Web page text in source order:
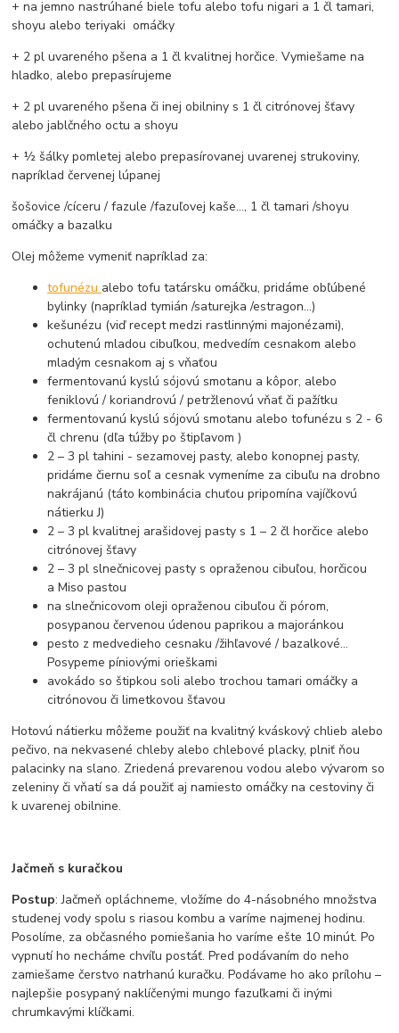
+ na jemno nastrúhané biele tofu alebo tofu nigari a 1 čl tamari,
shoyu alebo teriyaki omáčky
+ 2 pl uvareného pšena a 1 čl kvalitnej horčice. Vymiešame na
hladko, alebo prepasírujeme
+ 2 pl uvareného pšena či inej obilniny s 1 čl citrónovej šťavy
alebo jablčného octu a shoyu
+ ½ šálky pomletej alebo prepasírovanej uvarenej strukoviny,
napríklad červenej lúpanej
šošovice /cíceru / fazule /fazuľovej kaše..., 1 čl tamari /shoyu
omáčky a bazalku
Olej môžeme vymeniť napríklad za:
tofunézu alebo tofu tatársku omáčku, pridáme obľúbené
bylinky (napríklad tymián /saturejka /estragon...)
kešunézu (viď recept medzi rastlinnými majonézami),
ochutenú mladou cibuľkou, medvedím cesnakom alebo
mladým cesnakom aj s vňaťou
fermentovanú kyslú sójovú smotanu a kôpor, alebo
feniklovú / koriandrovú / petržlenovú vňať či pažítku
fermentovanú kyslú sójovú smotanu alebo tofunézu s 2 - 6
čl chrenu (dľa túžby po štipľavom )
2 – 3 pl tahini - sezamovej pasty, alebo konopnej pasty,
pridáme čiernu soľ a cesnak vymeníme za cibuľu na drobno
nakrájanú (táto kombinácia chuťou pripomína vajíčkovú
nátierku J)
2 – 3 pl kvalitnej arašidovej pasty s 1 – 2 čl horčice alebo
citrónovej šťavy
2 – 3 pl slnečnicovej pasty s opraženou cibuľou, horčicou
a Miso pastou
na slnečnicovom oleji opraženou cibuľou či pórom,
posypanou červenou údenou paprikou a majoránkou
pesto z medvedieho cesnaku /žihľavové / bazalkové...
Posypeme píniovými orieškami
avokádo so štipkou soli alebo trochou tamari omáčky a
citrónovou či limetkovou šťavou
Hotovú nátierku môžeme použiť na kvalitný kváskový chlieb alebo
pečivo, na nekvasené chleby alebo chlebové placky, plniť ňou
palacinky na slano. Zriedená prevarenou vodou alebo vývarom so
zeleniny či vňatí sa dá použiť aj namiesto omáčky na cestoviny či
k uvarenej obilnine.
Jačmeň s kuračkou
Postup: Jačmeň opláchneme, vložíme do 4-násobného množstva
studenej vody spolu s riasou kombu a varíme najmenej hodinu.
Posolíme, za občasného pomiešania ho varíme ešte 10 minút. Po
vypnutí ho necháme chvíľu postáť. Pred podávaním do neho
zamiešame čerstvo natrhanú kuračku. Podávame ho ako prílohu –
najlepšie posypaný naklíčenými mungo fazuľkami či inými
chrumkavými klíčkami.